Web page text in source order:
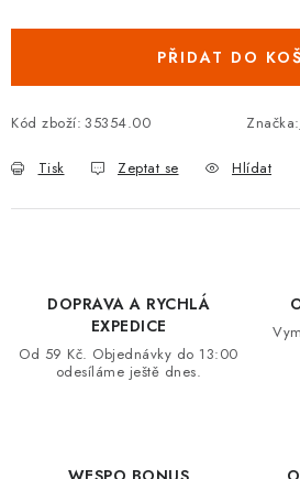
Hodnocení obchodu 🚚 Stav
PŘIDAT DO
Kód zboží: 35354.00 Značka:
Tisk Zeptat se Hlídat
DOPRAVA A RYCHLÁ
EXPEDICE
Od 59 Kč. Objednávky do 13:00
odesíláme ještě dnes.